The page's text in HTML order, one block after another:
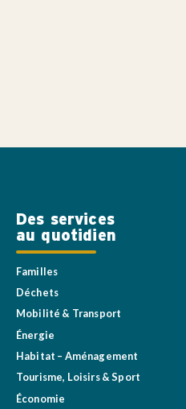
Des services
au quotidien
Familles
Déchets
Mobilité & Transport
Énergie
Habitat – Aménagement
Tourisme, Loisirs & Sport
Économie